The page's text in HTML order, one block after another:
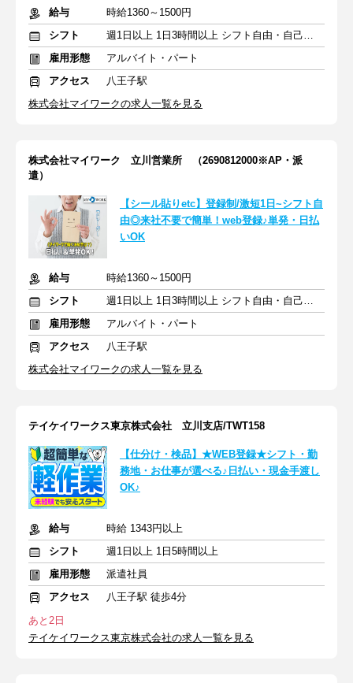
給与
時給1360～1500円
シフト
週1日以上 1日3時間以上 シフト自由・自己申告
雇用形態
アルバイト・パート
アクセス
八王子駅
株式会社マイワークの求人一覧を見る
株式会社マイワーク 立川営業所 （2690812000※AP・派
遣）
【シール貼りetc】登録制/激短1日~シフト自
由◎来社不要で簡単！web登録♪単発・日払
いOK
給与
時給1360～1500円
シフト
週1日以上 1日3時間以上 シフト自由・自己申告
雇用形態
アルバイト・パート
アクセス
八王子駅
株式会社マイワークの求人一覧を見る
テイケイワークス東京株式会社 立川支店/TWT158
【仕分け・検品】★WEB登録★シフト・勤
務地・お仕事が選べる♪日払い・現金手渡し
OK♪
給与
時給 1343円以上
シフト
週1日以上 1日5時間以上
雇用形態
派遣社員
アクセス
八王子駅 徒歩4分
あと2日
テイケイワークス東京株式会社の求人一覧を見る